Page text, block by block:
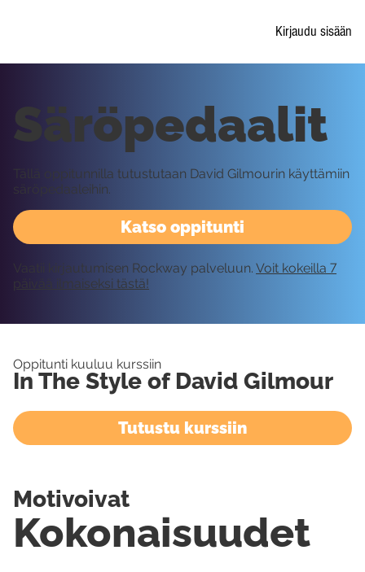
Kirjaudu sisään
Katso oppitunti
Säröpedaalit
Tällä oppitunnilla tutustutaan David Gilmourin käyttämiin
säröpedaaleihin.
Vaatii kirjautumisen Rockway palveluun. Voit kokeilla 7
päivää ilmaiseksi tästä!
Oppitunti kuuluu kurssiin
In The Style of David Gilmour
Tutustu kurssiin
Kokonaisuudet
Motivoivat